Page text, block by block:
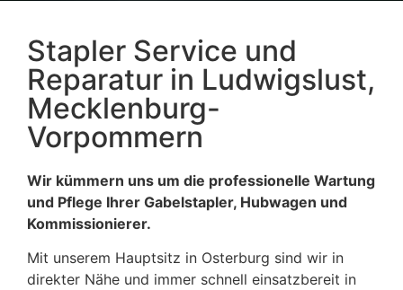
Stapler Service und
Reparatur in Ludwigslust,
Mecklenburg-
Vorpommern
Wir kümmern uns um die professionelle Wartung
und Pflege Ihrer Gabelstapler, Hubwagen und
Kommissionierer.
Mit unserem Hauptsitz in Osterburg sind wir in
direkter Nähe und immer schnell einsatzbereit in